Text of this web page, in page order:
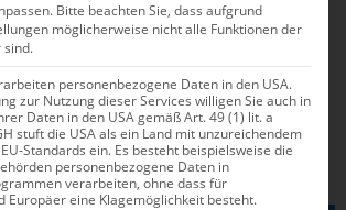
schwebt ihr auch für Singapur
wenn es nochmal in die
könnte. Damit wäre dann auch
noch weiter vorne möglich.“
Bitte beachten Sie, dass aufgrund
möglicherweise nicht alle Funktionen der
sind.
personenbezogene Daten in den USA.
zur Nutzung dieser Services willigen Sie auch in
Daten in den USA gemäß Art. 49 (1) lit. a
stuft die USA als ein Land mit unzureichendem
Standards ein. Es besteht beispielsweise die
personenbezogene Daten in
verarbeiten, ohne dass für
Europäer eine Klagemöglichkeit besteht.